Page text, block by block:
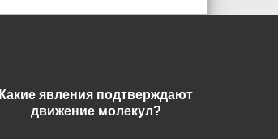
Какие явления подтверждают
движение молекул?